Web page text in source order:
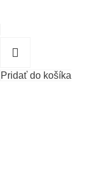
Pridať do košíka